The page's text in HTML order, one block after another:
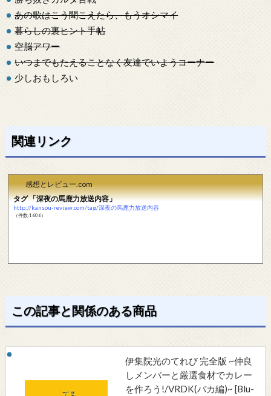
あの歌はこう聞こえたら、もうオシマイ
暮らしの裏ヒント手帖
空脳アワー
いつまでもたえることなく友達でいようコーナー
少しおもしろい
関連リンク
感想とレビュー.com
タグ 「深夜の馬鹿力放送内容」
http://kansou-review.com/tag/深夜の馬鹿力放送内容
（件数:1606）
この記事と関係のある商品
伊集院光のてれび 完全版 ~仲良
しメンバーと厳選食材でカレー
を作ろう!/VRDK(バカ編)~ [Blu-